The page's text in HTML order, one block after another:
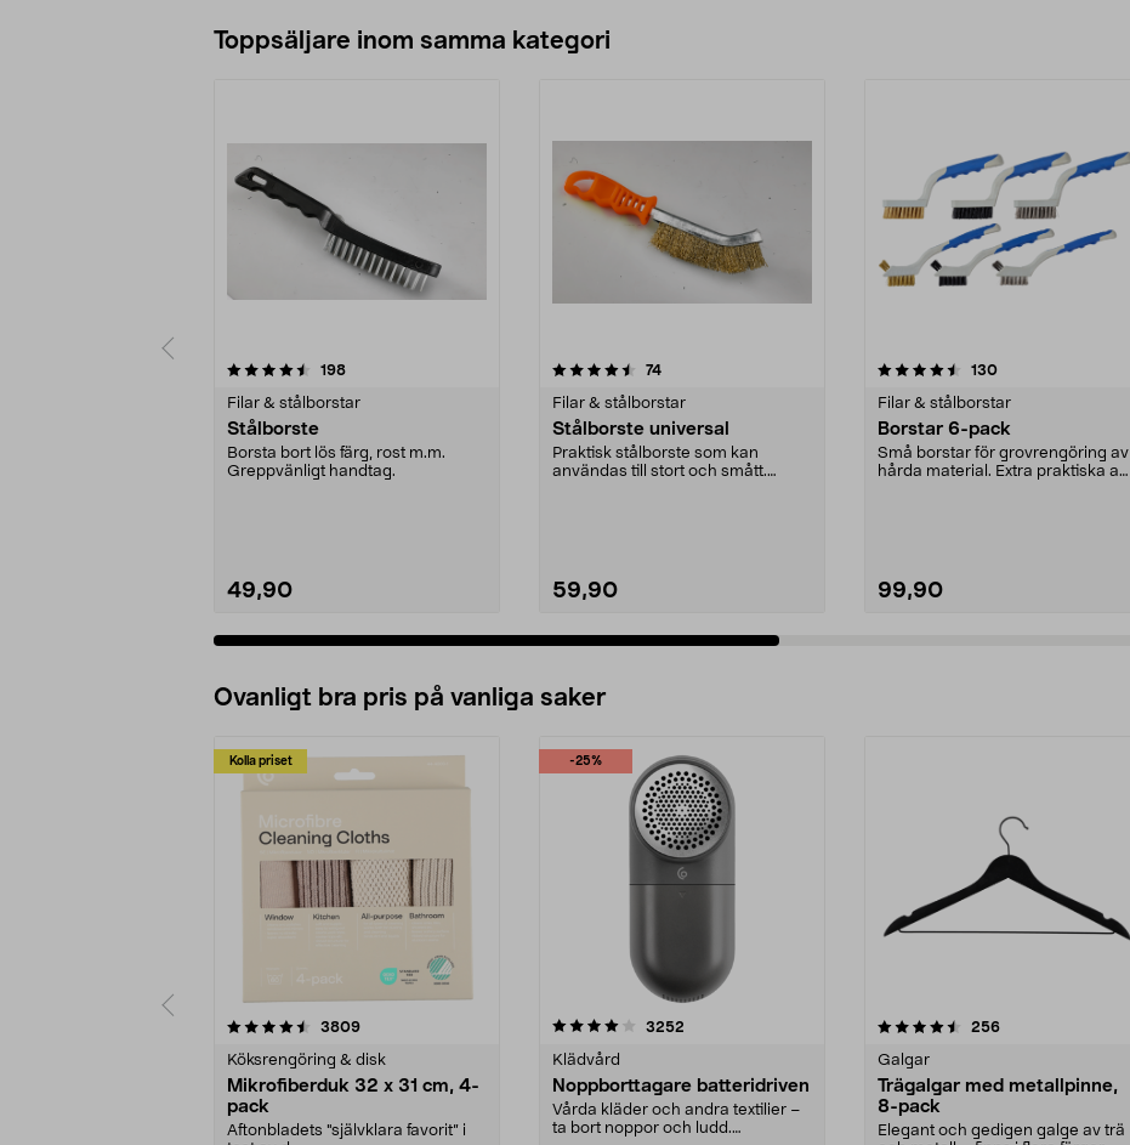
Toppsäljare inom samma kategori
198recensioner
Filar & stålborstar
Stålborste
Borsta bort lös färg, rost m.m.
Greppvänligt handtag.
49,90
4.5 av 5 stjärnor 74recensioner
Filar & stålborstar
Stålborste universal
Praktisk stålborste som kan
användas till stort och smått.
59,90
4.5 av 5 stjärnor 130recensioner
Filar & stålborstar
Borstar 6-pack
Små borstar för grovrengöring av
hårda material. Extra praktiska att
99,90
4.0 av 5 stjärnor
Ovanligt bra pris på vanliga saker
Kolla priset
3809recensioner
Köksrengöring & disk
Mikrofiberduk 32 x 31 cm, 4-
pack
Aftonbladets "självklara favorit” i
-25%
4.0av 5 stjärnor 3252
Klädvård
Noppborttagare batteridriven
Vårda kläder och andra textilier –
ta bort noppor och ludd.
4.5av 5 stjärnor 256recensioner
Galgar
Trägalgar med metallpinne,
8-pack
Elegant och gedigen galge av trä
4.0av 5 stjärnor